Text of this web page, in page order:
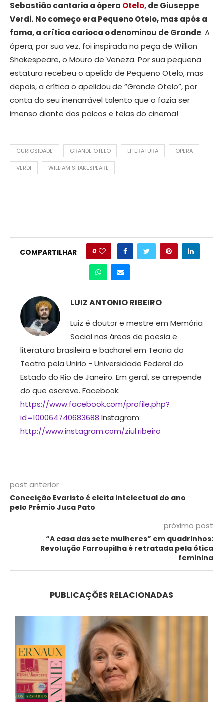
Sebastião cantaria a ópera Otelo,de Giuseppe
Verdi. No começo era Pequeno Otelo, mas após a
fama, a crítica carioca o denominou de Grande. A
ópera, por sua vez, foi inspirada na peça de Willian
Shakespeare, o Mouro de Veneza. Por sua pequena
estatura recebeu o apelido de Pequeno Otelo, mas
depois, a crítica o apelidou de “Grande Otelo”, por
conta do seu inenarrável talento que o fazia ser
imenso diante dos palcos e telas do cinema!
CURIOSIDADE GRANDE OTELO LITERATURA OPERA
VERDI WILLIAM SHAKESPEARE
COMPARTILHAR 0
LUIZ ANTONIO RIBEIRO
Luiz é doutor e mestre em Memória
Social nas áreas de poesia e
literatura brasileira e bacharel em Teoria do
Teatro pela Unirio - Universidade Federal do
Estado do Rio de Janeiro. Em geral, se arrepende
do que escreve. Facebook:
https://www.facebook.com/profile.php?
id=100064740683688 Instagram:
http://www.instagram.com/ziul.ribeiro
post anterior
Conceição Evaristo é eleita intelectual do ano
pelo Prêmio Juca Pato
próximo post
“A casa das sete mulheres” em quadrinhos:
Revolução Farroupilha é retratada pela ótica
feminina
PUBLICAÇÕES RELACIONADAS